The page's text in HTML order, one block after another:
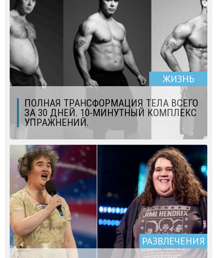
ЖИЗНЬ
ПОЛНАЯ ТРАНСФОРМАЦИЯ ТЕЛА ВСЕГО
ЗА 30 ДНЕЙ. 10-МИНУТНЫЙ КОМПЛЕКС
УПРАЖНЕНИЙ.
РАЗВЛЕЧЕНИЯ